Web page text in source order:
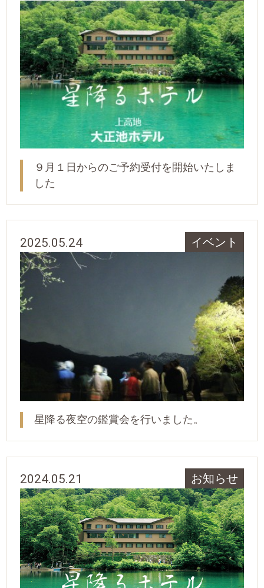
９月１日からのご予約受付を開始いたしま
した
2025.05.24 イベント
星降る夜空の鑑賞会を行いました。
2024.05.21 お知らせ